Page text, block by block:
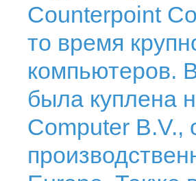
Counterpoint
то время
компьютеров.
была куплена
Computer B.V.,